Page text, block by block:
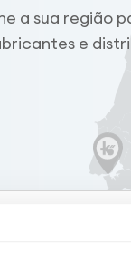
a sua região
e